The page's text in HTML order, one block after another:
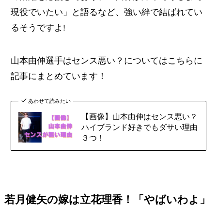
現役でいたい」と語るなど、強い絆で結ばれてい
るそうですよ!
山本由伸選手はセンス悪い？についてはこちらに
記事にまとめています！
あわせて読みたい
【画像】山本由伸はセンス悪い？
ハイブランド好きでもダサい理由
３つ！
若月健矢の嫁は立花理香！「やばいわよ」